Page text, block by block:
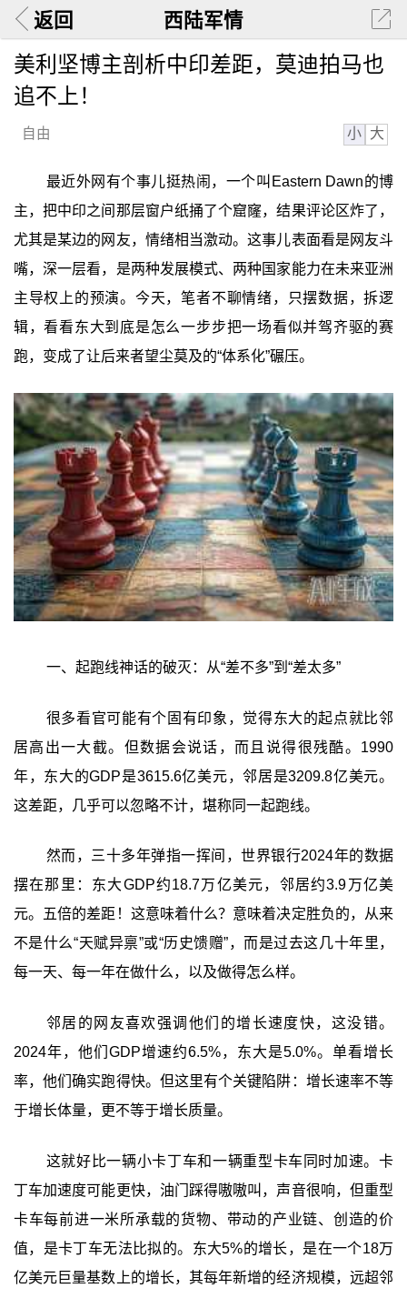
返回 西陆军情
美利坚博主剖析中印差距，莫迪拍马也
追不上！
自由 小 大
最近外网有个事儿挺热闹，一个叫Eastern Dawn的博
主，把中印之间那层窗户纸捅了个窟窿，结果评论区炸了，
尤其是某边的网友，情绪相当激动。这事儿表面看是网友斗
嘴，深一层看，是两种发展模式、两种国家能力在未来亚洲
主导权上的预演。今天，笔者不聊情绪，只摆数据，拆逻
辑，看看东大到底是怎么一步步把一场看似并驾齐驱的赛
跑，变成了让后来者望尘莫及的“体系化”碾压。
一、起跑线神话的破灭：从“差不多”到“差太多”‍
很多看官可能有个固有印象，觉得东大的起点就比邻
居高出一大截。但数据会说话，而且说得很残酷。1990
年，东大的GDP是3615.6亿美元，邻居是3209.8亿美元。
这差距，几乎可以忽略不计，堪称同一起跑线。
然而，三十多年弹指一挥间，世界银行2024年的数据
摆在那里：东大GDP约18.7万亿美元，邻居约3.9万亿美
元。五倍的差距！这意味着什么？意味着决定胜负的，从来
不是什么“天赋异禀”或“历史馈赠”，而是过去这几十年里，
每一天、每一年在做什么，以及做得怎么样。
邻居的网友喜欢强调他们的增长速度快，这没错。
2024年，他们GDP增速约6.5%，东大是5.0%。单看增长
率，他们确实跑得快。但这里有个关键陷阱：增长速率不等
于增长体量，更不等于增长质量。
这就好比一辆小卡丁车和一辆重型卡车同时加速。卡
丁车加速度可能更快，油门踩得嗷嗷叫，声音很响，但重型
卡车每前进一米所承载的货物、带动的产业链、创造的价
值，是卡丁车无法比拟的。东大5%的增长，是在一个18万
亿美元巨量基数上的增长，其每年新增的经济规模，远超邻